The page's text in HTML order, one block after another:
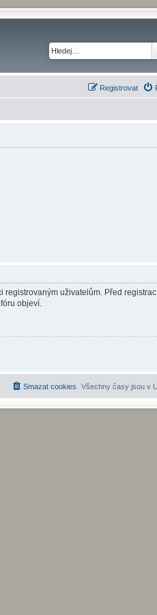
Registrovat
registrovaným uživatelům. Před
objeví.
Všechny časy jsou v
Smazat cookies